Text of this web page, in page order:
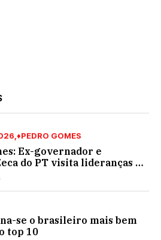
♦PEDRO GOMES
Ex-governador e
do PT visita lideranças do
buscará a reeleição
se o brasileiro mais bem
top 10